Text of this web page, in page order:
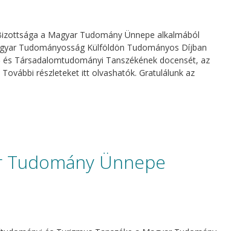
a Magyar Tudomány Ünnepe alkalmából
Tudományosság Külföldön Tudományos Díjban
Társadalomtudományi Tanszékének docensét, az
részleteket itt olvashatók. Gratulálunk az
Tudomány Ünnepe